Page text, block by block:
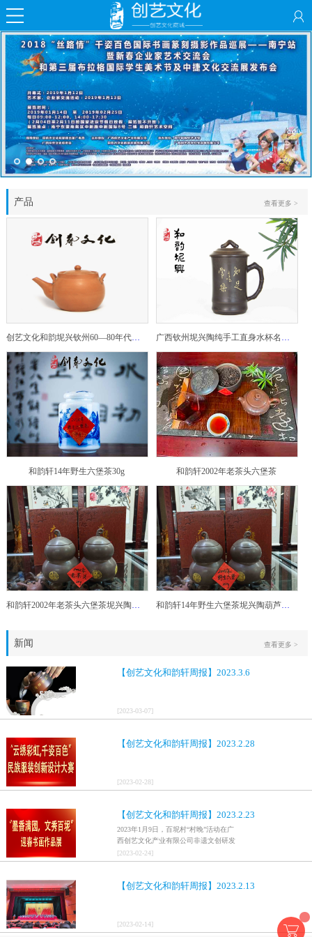
产品 查看更多 >
创艺文化和韵坭兴钦州60—80年代坭兴陶老壶——玉奎壶 广西钦州坭兴陶纯手工直身水杯名家陶瓷大师紫砂建水紫陶
和韵轩14年野生六堡茶30g 和韵轩2002年老茶头六堡茶
和韵轩2002年老茶头六堡茶坭兴陶葫芦茶罐 和韵轩14年野生六堡茶坭兴陶葫芦茶罐
新闻
【创艺文化和韵轩周报】2023.3.6
[2023-03-07]
【创艺文化和韵轩周报】2023.2.28
[2023-02-28]
【创艺文化和韵轩周报】2023.2.23
2023年1月9日，百坭村“村晚”活动在广
西创艺文化产业有限公司非遗文创研发
基地、百色市乐业县百坭壮族织布技艺
传承创意基地正式开启，活动紧扣“启航
村特色设计舞美，突出乡村文艺新体
[2023-02-24]
【创艺文化和韵轩周报】2023.2.13
[2023-02-14]
查看更多 >